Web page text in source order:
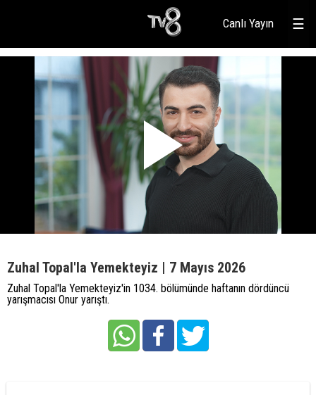
☰
Canlı Yayın
Zuhal Topal'la Yemekteyiz | 7 Mayıs 2026
Zuhal Topal'la Yemekteyiz'in 1034. bölümünde haftanın dördüncü
yarışmacısı Onur yarıştı.